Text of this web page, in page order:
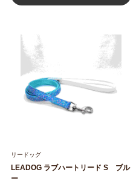
リードッグ
LEADOG ラブハートリード S ブル
ー